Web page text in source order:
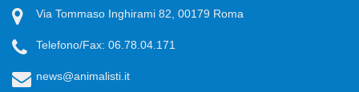
Via Tommaso Inghirami 82, 00179 Roma
Telefono/Fax: 06.78.04.171
news@animalisti.it